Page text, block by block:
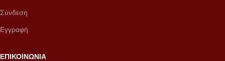
Σύνδεση
Εγγραφή
ΕΠΙΚΟΙΝΩΝΙΑ